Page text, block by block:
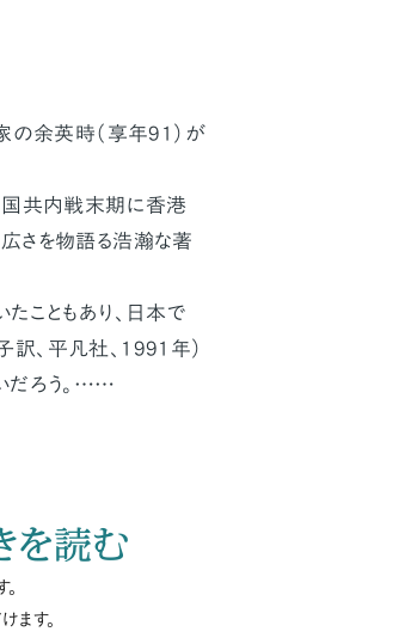
余英時（享年91）が
共内戦末期に香港
さを物語る浩瀚な著
こともあり、日本で
、平凡社、1991年）
だろう。……
を読む
ます。